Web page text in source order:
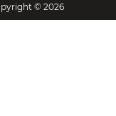
© 2026